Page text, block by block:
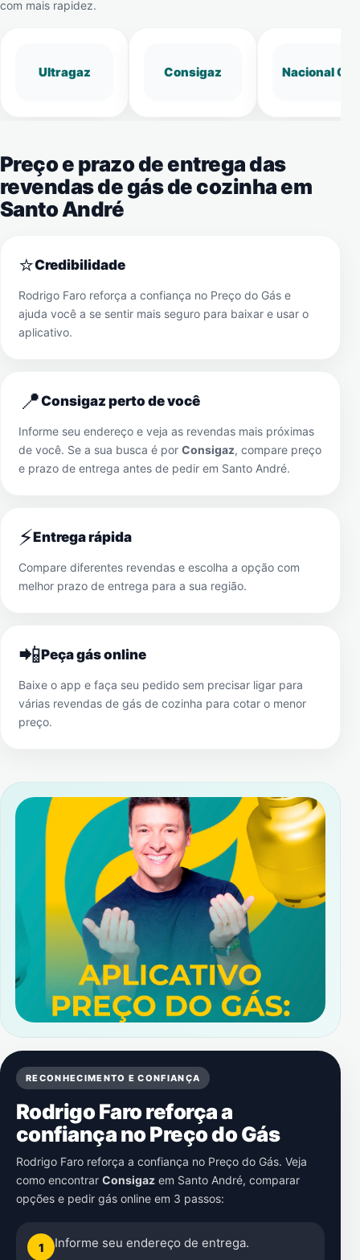
com mais rapidez.
Ultragaz Consigaz Nacional Gás
Preço e prazo de entrega das
revendas de gás de cozinha em
Santo André
⭐Credibilidade
Rodrigo Faro reforça a confiança no Preço do Gás e
ajuda você a se sentir mais seguro para baixar e usar o
aplicativo.
📍Consigaz perto de você
Informe seu endereço e veja as revendas mais próximas
de você. Se a sua busca é por Consigaz, compare preço
e prazo de entrega antes de pedir em Santo André.
⚡Entrega rápida
Compare diferentes revendas e escolha a opção com
melhor prazo de entrega para a sua região.
📲Peça gás online
Baixe o app e faça seu pedido sem precisar ligar para
várias revendas de gás de cozinha para cotar o menor
preço.
RECONHECIMENTO E CONFIANÇA
Rodrigo Faro reforça a
confiança no Preço do Gás
Rodrigo Faro reforça a confiança no Preço do Gás. Veja
como encontrar Consigaz em Santo André, comparar
opções e pedir gás online em 3 passos:
1 Informe seu endereço de entrega.